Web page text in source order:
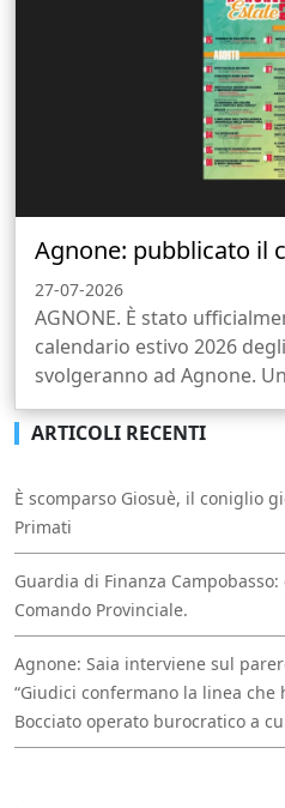
Agnone: pubblicato il
27-07-2026
AGNONE. È stato
calendario estivo 2026
svolgeranno ad Agnone.
ARTICOLI RECENTI
È scomparso Giosuè, il coniglio
Primati
Guardia di Finanza
Comando Provinciale.
Agnone: Saia interviene sul
“Giudici confermano la linea che
Bocciato operato burocratico a